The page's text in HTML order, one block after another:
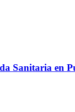
Sanitaria en